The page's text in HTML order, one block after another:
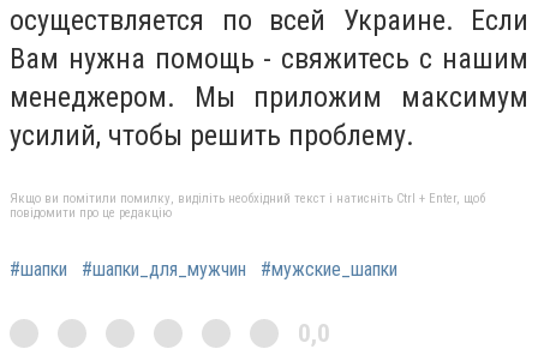
осуществляется по всей Украине. Если
Вам нужна помощь - свяжитесь с нашим
менеджером. Мы приложим максимум
усилий, чтобы решить проблему.
Якщо ви помітили помилку, виділіть необхідний текст і натисніть Ctrl + Enter, щоб
повідомити про це редакцію
#шапки #шапки_для_мужчин #мужские_шапки
0,0